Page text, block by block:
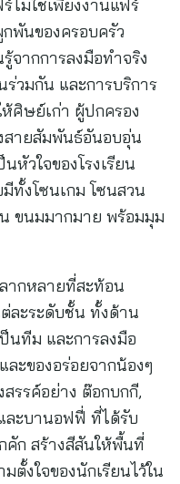
ไม่ใช่เพียงงานแฟร์
พันของครอบครัว
จากการลงมือทำจริง
วมกัน และการบริการ
ศิษย์เก่า ผู้ปกครอง
สายสัมพันธ์อันอบอุ่น
หัวใจของโรงเรียน
ทั้งโซนเกม โซนสวน
ขนมมากมาย พร้อมมุม
ากหลายที่สะท้อน
ละระดับชั้น ทั้งด้าน
นทีม และการลงมือ
ะของอร่อยจากน้องๆ
รรค์อย่าง ต๊อกบกกี,
ละบานอฟฟี่ ที่ได้รับ
คัก สร้างสีสันให้พื้นที่
ตั้งใจของนักเรียนไว้ใน